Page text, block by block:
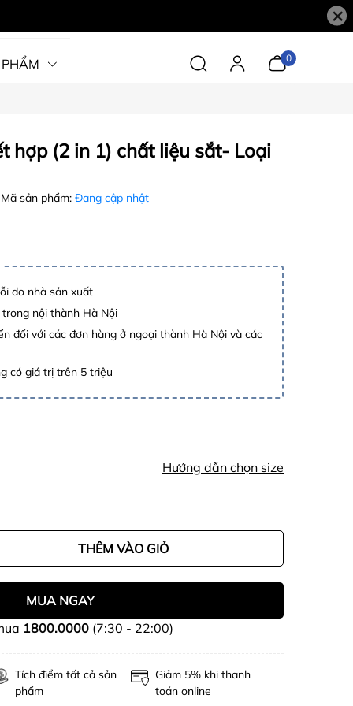
×
0
hợp (2 in 1) chất liệu sắt- Loại
Mã sản phẩm: Đang cập nhật
do nhà sản xuất
nội thành Hà Nội
đối với các đơn hàng ở ngoại thành Hà Nội và các
có giá trị trên 5 triệu
Hướng dẫn chọn size
THÊM VÀO GIỎ
MUA NGAY
1800.0000(7:30 - 22:00)
Tích điểm tất cả sản
phẩm
Giảm 5% khi thanh
toán online